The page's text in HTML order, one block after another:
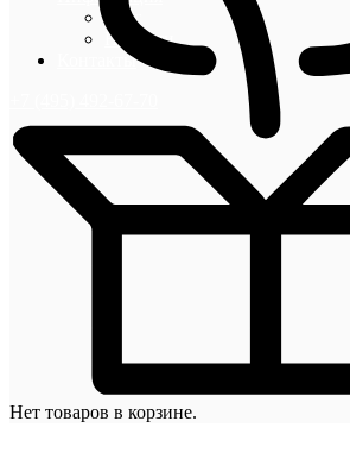
Блог
Новости
Контакты
Нет товаров в корзине.